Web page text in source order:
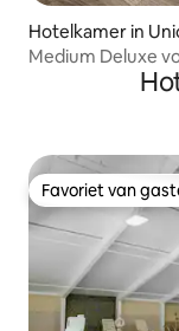
Hotelkamer in
Medium Deluxe
Favoriet van
Favoriet van